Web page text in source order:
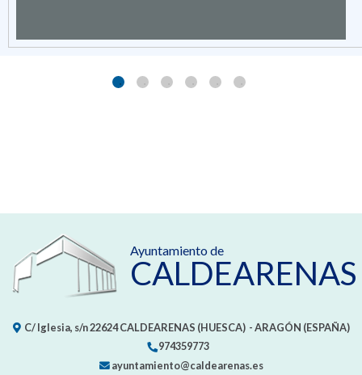
Ayuntamiento de
CALDEARENAS
C/ Iglesia, s/n22624 CALDEARENAS (HUESCA) - ARAGÓN (ESPAÑA)
974359773
ayuntamiento@caldearenas.es